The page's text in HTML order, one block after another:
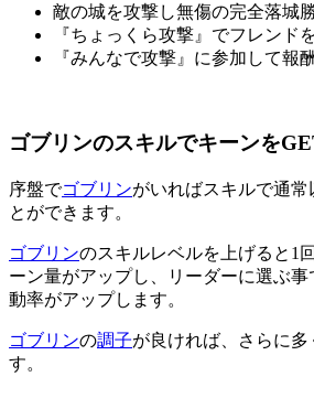
敵の城を攻撃し無傷の完全落城
『ちょっくら攻撃』でフレンド
『みんなで攻撃』に参加して報
ゴブリンのスキルでキーンを
序盤でゴブリンがいればスキルで通常
とができます。
ゴブリンのスキルレベルを上げると1
ーン量がアップし、リーダーに選ぶ
動率がアップします。
ゴブリンの調子が良ければ、さらに多
す。